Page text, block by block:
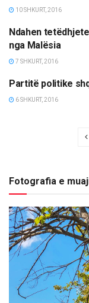
10 SHKURT, 2016
TË NDRYSHME
Ndahen
nga Malësia
7 SHKURT, 2016
OPINIONE/EDITORIALE
Partitë politike
6 SHKURT, 2016
Fotografia e